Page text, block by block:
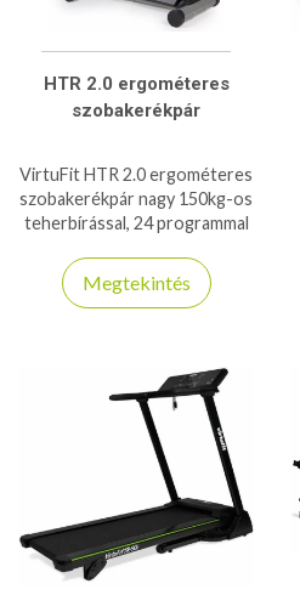
HTR 2.0 ergométeres
szobakerékpár
VirtuFit HTR 2.0 ergométeres
szobakerékpár nagy 150kg-os
teherbírással, 24 programmal
ajánlott szobabicikli!
Megtekintés